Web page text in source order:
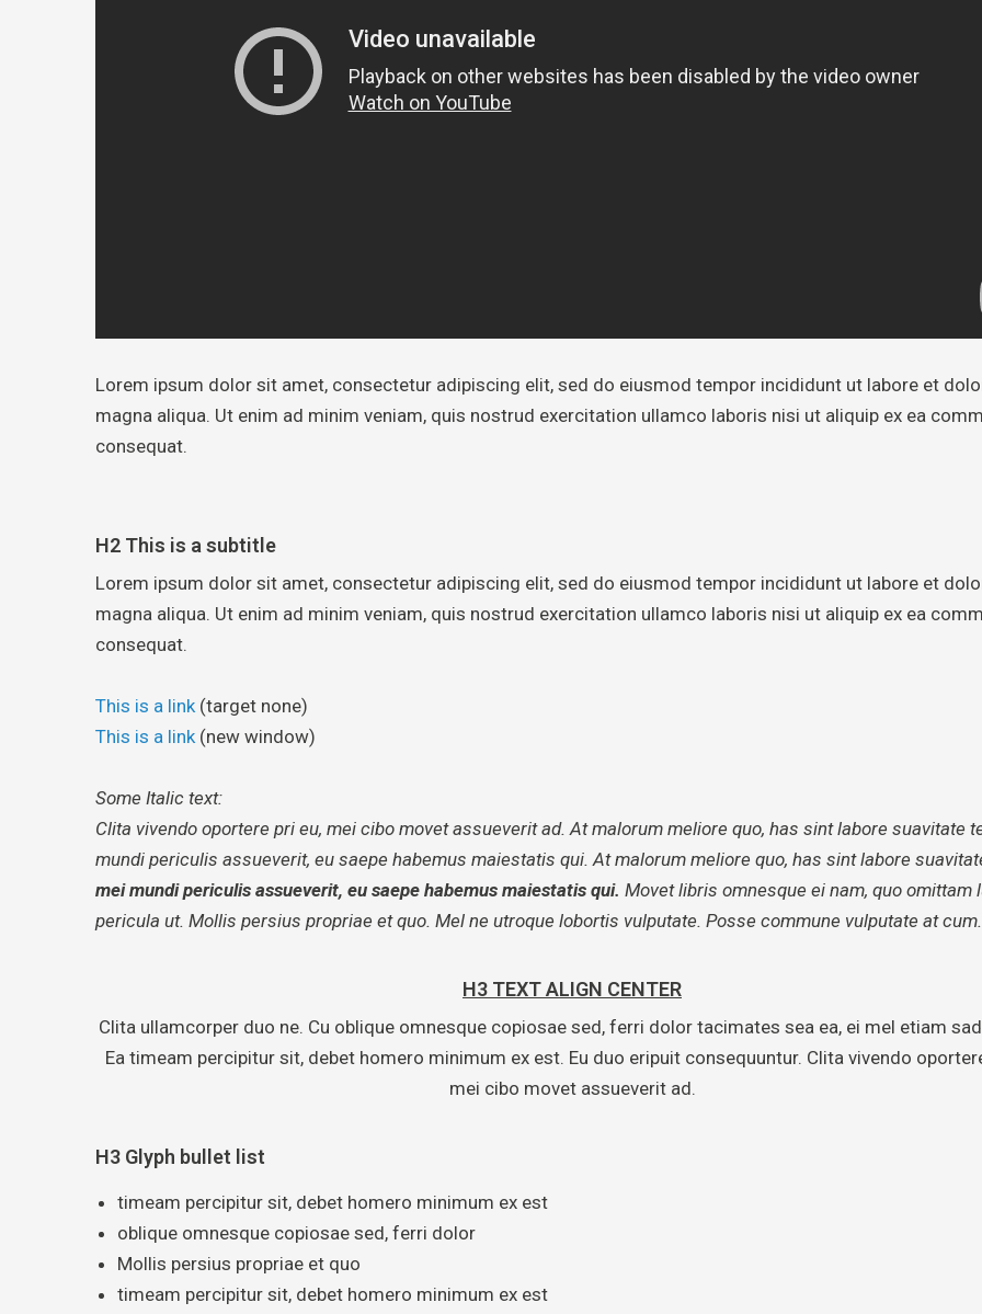
Lorem ipsum dolor sit amet, consectetur adipiscing elit, sed do eiusmod tempor incididunt ut labore et
magna aliqua. Ut enim ad minim veniam, quis nostrud exercitation ullamco laboris nisi ut aliquip ex ea
consequat.
H2 This is a subtitle
Lorem ipsum dolor sit amet, consectetur adipiscing elit, sed do eiusmod tempor incididunt ut labore et
magna aliqua. Ut enim ad minim veniam, quis nostrud exercitation ullamco laboris nisi ut aliquip ex ea
consequat.
This is a link(target none)
This is a link(new window)
Some Italic text:
Clita vivendo oportere pri eu, mei cibo movet assueverit ad. At malorum meliore quo, has sint labore suavitate
mundi periculis assueverit, eu saepe habemus maiestatis qui. At malorum meliore quo, has sint labore
mei mundi periculis assueverit, eu saepe habemus maiestatis qui. Movet libris omnesque ei nam, quo omittam
pericula ut. Mollis persius propriae et quo. Mel ne utroque lobortis vulputate. Posse commune vulputate at cum.
H3 TEXT ALIGN CENTER
Clita ullamcorper duo ne. Cu oblique omnesque copiosae sed, ferri dolor tacimates sea ea, ei mel etiam
Ea timeam percipitur sit, debet homero minimum ex est. Eu duo eripuit consequuntur. Clita vivendo
mei cibo movet assueverit ad.
H3 Glyph bullet list
timeam percipitur sit, debet homero minimum ex est
oblique omnesque copiosae sed, ferri dolor
Mollis persius propriae et quo
timeam percipitur sit, debet homero minimum ex est